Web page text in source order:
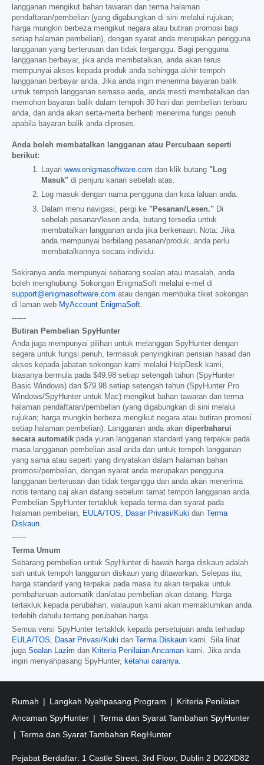
langganan mengikut bahan tawaran dan terma halaman
pendaftaran/pembelian (yang digabungkan di sini melalui rujukan;
harga mungkin berbeza mengikut negara atau butiran promosi bagi
setiap halaman pembelian), dengan syarat anda merupakan pengguna
langganan yang berterusan dan tidak terganggu. Bagi pengguna
langganan berbayar, jika anda membatalkan, anda akan terus
mempunyai akses kepada produk anda sehingga akhir tempoh
langganan berbayar anda. Jika anda ingin menerima bayaran balik
untuk tempoh langganan semasa anda, anda mesti membatalkan dan
memohon bayaran balik dalam tempoh 30 hari dari pembelian terbaru
anda, dan anda akan serta-merta berhenti menerima fungsi penuh
apabila bayaran balik anda diproses.
Anda boleh membatalkan langganan atau Percubaan seperti
berikut:
Layari www.enigmasoftware.com dan klik butang "Log
Masuk" di penjuru kanan sebelah atas.
Log masuk dengan nama pengguna dan kata laluan anda.
Dalam menu navigasi, pergi ke "Pesanan/Lesen." Di
sebelah pesanan/lesen anda, butang tersedia untuk
membatalkan langganan anda jika berkenaan. Nota: Jika
anda mempunyai berbilang pesanan/produk, anda perlu
membatalkannya secara individu.
Sekiranya anda mempunyai sebarang soalan atau masalah, anda
boleh menghubungi Sokongan EnigmaSoft melalui e-mel di
support@enigmasoftware.com atau dengan membuka tiket sokongan
di laman web MyAccount EnigmaSoft
------
Butiran Pembelian SpyHunter
Anda juga mempunyai pilihan untuk melanggan SpyHunter dengan
segera untuk fungsi penuh, termasuk penyingkiran perisian hasad dan
akses kepada jabatan sokongan kami melalui HelpDesk kami,
biasanya bermula pada $49.98 setiap setengah tahun (SpyHunter
Basic Windows) dan $79.98 setiap setengah tahun (SpyHunter Pro
Windows/SpyHunter untuk Mac) mengikut bahan tawaran dan terma
halaman pendaftaran/pembelian (yang digabungkan di sini melalui
rujukan; harga mungkin berbeza mengikut negara atau butiran promosi
setiap halaman pembelian). Langganan anda akan diperbaharui
secara automatik pada yuran langganan standard yang terpakai pada
masa langganan pembelian asal anda dan untuk tempoh langganan
yang sama atau seperti yang dinyatakan dalam halaman bahan
promosi/pembelian, dengan syarat anda merupakan pengguna
langganan berterusan dan tidak terganggu dan anda akan menerima
notis tentang caj akan datang sebelum tamat tempoh langganan anda.
Pembelian SpyHunter tertakluk kepada terma dan syarat pada
halaman pembelian,
EULA/TOS Dasar Privasi/Kuki dan Terma
Diskaun
------
Terma Umum
Sebarang pembelian untuk SpyHunter di bawah harga diskaun adalah
sah untuk tempoh langganan diskaun yang ditawarkan. Selepas itu,
harga standard yang terpakai pada masa itu akan terpakai untuk
pembaharuan automatik dan/atau pembelian akan datang. Harga
tertakluk kepada perubahan, walaupun kami akan memaklumkan anda
terlebih dahulu tentang perubahan harga.
Semua versi SpyHunter tertakluk kepada persetujuan anda terhadap
EULA/TOS
Dasar Privasi/Kuki dan Terma Diskaun kami. Sila lihat
juga Soalan Lazim dan Kriteria Penilaian Ancaman kami. Jika anda
ingin menyahpasang SpyHunter,
ketahui caranya
Rumah Langkah Nyahpasang Program
Kriteria Penilaian
Ancaman SpyHunter
Terma dan Syarat Tambahan SpyHunter
Terma dan Syarat Tambahan RegHunter
Pejabat Berdaftar: 1 Castle Street, 3rd Floor, Dublin 2 D02XD82